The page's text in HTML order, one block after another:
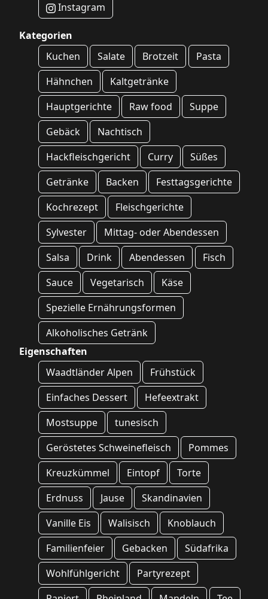
Instagram
Kategorien
Kuchen
Salate Brotzeit
Pasta
Hähnchen
Kaltgetränke
Hauptgerichte
Raw food
Suppe
Gebäck
Nachtisch
Hackfleischgericht
Curry
Süßes
Getränke
Backen
Festtagsgerichte
Kochrezept
Fleischgerichte
Sylvester
Mittag- oder Abendessen
Salsa
Drink Abendessen
Fisch
Sauce
Vegetarisch
Käse
Spezielle Ernährungsformen
Alkoholisches Getränk
Eigenschaften
Waadtländer Alpen
Frühstück
Einfaches Dessert
Hefeextrakt
Mostsuppe
tunesisch
Geröstetes Schweinefleisch
Pommes
Kreuzkümmel
Eintopf
Torte
Erdnuss
Jause
Skandinavien
Vanille Eis
Walisisch
Knoblauch
Familienfeier
Gebacken
Südafrika
Wohlfühlgericht
Partyrezept